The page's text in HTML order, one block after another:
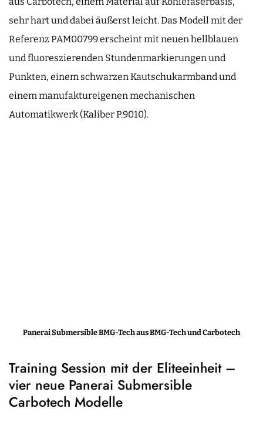
sehr hart und dabei äußerst leicht. Das Modell mit der
Referenz PAM00799 erscheint mit neuen hellblauen
und fluoreszierenden Stundenmarkierungen und
Punkten, einem schwarzen Kautschukarmband und
einem manufaktureigenen mechanischen
Automatikwerk (Kaliber P.9010).
Panerai Submersible BMG-Tech aus BMG-Tech und Carbotech
Training Session mit der Eliteeinheit –
vier neue Panerai Submersible
Carbotech Modelle